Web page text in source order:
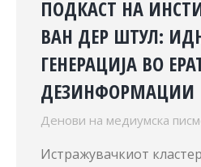
ПОДКАСТ НА
ВАН ДЕР ШТУЛ:
ГЕНЕРАЦИЈА ВО
ДЕЗИНФОРМАЦИИ
Денови на медиумска
Истражувачкиот